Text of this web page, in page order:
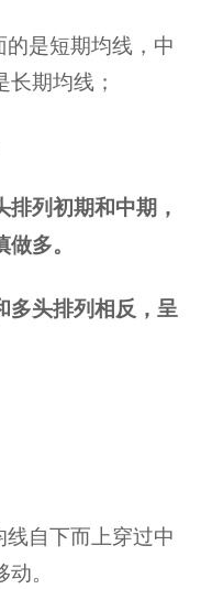
是短期均线，中
期均线；
列初期和中期，
多。
多头排列相反，呈
自下而上穿过中
。